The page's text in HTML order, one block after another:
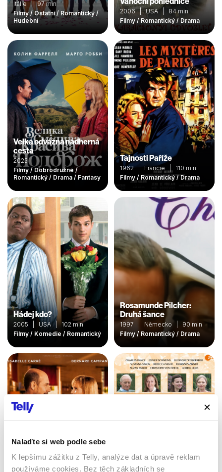
Nalaďte si web podle sebe
K lepšímu zážitku z Telly, analýze dat a úpravě reklam
používáme cookies. Bez těch základních se
Itálie | 97 min
Filmy / Ostatní / Romantický /
Hudební
2006 | USA | 84 min
Filmy / Romantický / Drama
Velká odvážná nádherná
cesta
2025
Filmy / Dobrodružné /
Romantický / Drama / Fantasy
Tajnosti Paříže
1962 | Francie | 110 min
Filmy / Romantický / Drama
Hádej kdo?
2005 | USA | 102 min
Filmy / Komedie / Romantický
Rosamunde Pilcher:
Druhá šance
1997 | Německo | 90 min
Filmy / Romantický / Drama
Rosamunde Pilcher